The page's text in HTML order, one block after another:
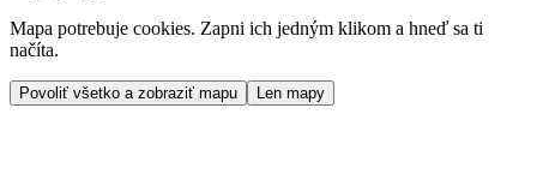
Mapa potrebuje cookies. Zapni ich jedným klikom a hneď sa ti
načíta.
Povoliť všetko a zobraziť mapu Len mapy